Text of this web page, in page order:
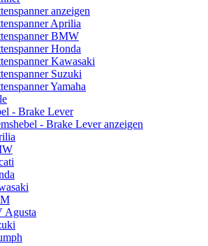
anzeigen
Aprilia
BMW
Honda
Kawasaki
Suzuki
Yamaha
- Brake Lever
- Brake Lever anzeigen
Agusta